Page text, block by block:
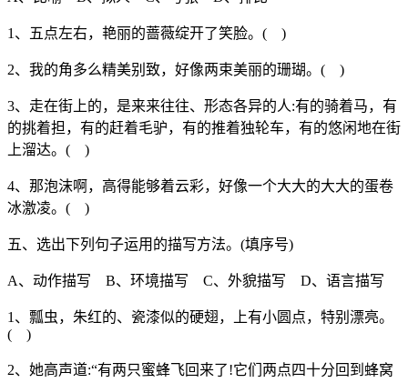
1、五点左右，艳丽的蔷薇绽开了笑脸。( )
2、我的角多么精美别致，好像两束美丽的珊瑚。( )
3、走在街上的，是来来往往、形态各异的人:有的骑着马，有
的挑着担，有的赶着毛驴，有的推着独轮车，有的悠闲地在街
上溜达。( )
4、那泡沫啊，高得能够着云彩，好像一个大大的大大的蛋卷
冰激凌。( )
五、选出下列句子运用的描写方法。(填序号)
A、动作描写 B、环境描写 C、外貌描写 D、语言描写
1、瓢虫，朱红的、瓷漆似的硬翅，上有小圆点，特别漂亮。
( )
2、她高声道:“有两只蜜蜂飞回来了!它们两点四十分回到蜂窝